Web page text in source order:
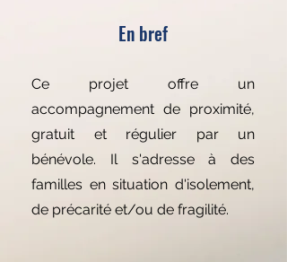
En bref
Ce projet offre un
accompagnement de proximité,
gratuit et régulier par un
bénévole. Il s'adresse à des
familles en situation d'isolement,
de précarité et/ou de fragilité.